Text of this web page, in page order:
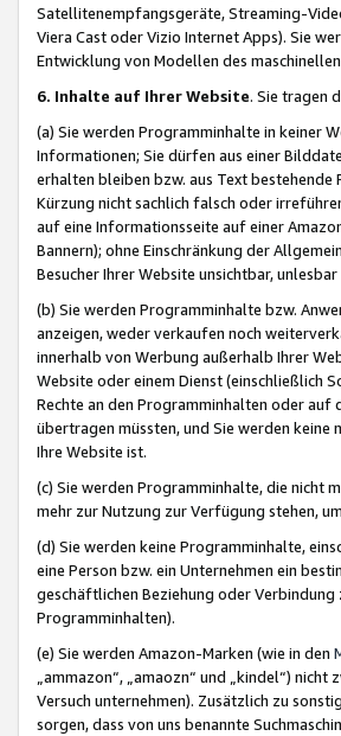
Satellitenempfangsgeräte, Streaming-
Viera Cast oder Vizio Internet Apps). Sie
Entwicklung von Modellen des
6. Inhalte auf Ihrer Website. Sie tragen
(a) Sie werden Programminhalte in keiner
Informationen; Sie dürfen aus einer
erhalten bleiben bzw. aus Text bestehende
Kürzung nicht sachlich falsch oder
auf eine Informationsseite auf einer
Bannern); ohne Einschränkung der
Besucher Ihrer Website unsichtbar,
(b) Sie werden Programminhalte bzw.
anzeigen, weder verkaufen noch
innerhalb von Werbung außerhalb Ihrer
Website oder einem Dienst (einschließlich
Rechte an den Programminhalten oder
übertragen müssten, und Sie werden
Ihre Website ist.
(c) Sie werden Programminhalte, die nicht
mehr zur Nutzung zur Verfügung stehen,
(d) Sie werden keine Programminhalte,
eine Person bzw. ein Unternehmen ein
geschäftlichen Beziehung oder
Programminhalten).
(e) Sie werden Amazon-Marken (wie in den
„ammazon“, „amaozn“ und „kindel“)
Versuch unternehmen). Zusätzlich zu
sorgen, dass von uns benannte